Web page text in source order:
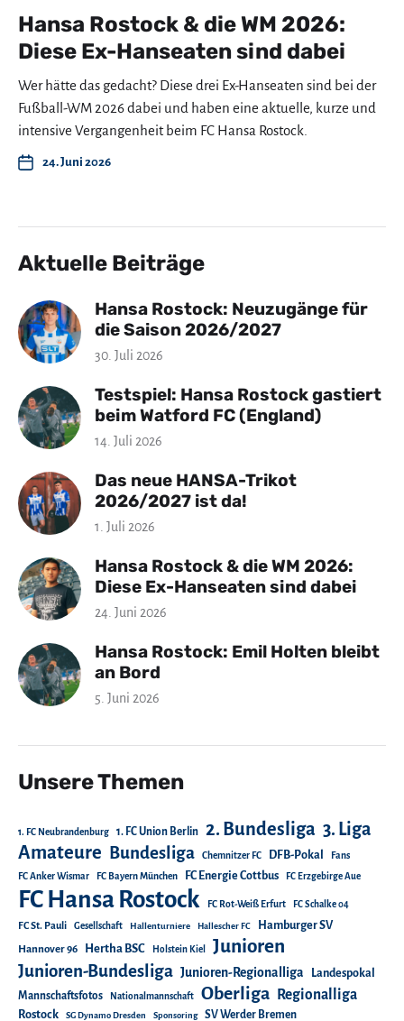
Hansa Rostock & die WM 2026:
Diese Ex-Hanseaten sind dabei
Wer hätte das gedacht? Diese drei Ex-Hanseaten sind bei der
Fußball-WM 2026 dabei und haben eine aktuelle, kurze und
intensive Vergangenheit beim FC Hansa Rostock.
24. Juni 2026
Aktuelle Beiträge
Hansa Rostock: Neuzugänge für
die Saison 2026/2027
30. Juli 2026
Testspiel: Hansa Rostock gastiert
beim Watford FC (England)
14. Juli 2026
Das neue HANSA-Trikot
2026/2027 ist da!
1. Juli 2026
Hansa Rostock & die WM 2026:
Diese Ex-Hanseaten sind dabei
24. Juni 2026
Hansa Rostock: Emil Holten bleibt
an Bord
5. Juni 2026
Unsere Themen
1. FC Neubrandenburg 1. FC Union Berlin 2. Bundesliga 3. Liga
Amateure Bundesliga Chemnitzer FC DFB-Pokal Fans
FC Anker Wismar FC Bayern München FC Energie Cottbus FC Erzgebirge Aue
FC Hansa Rostock FC Rot-Weiß Erfurt FC Schalke 04
FC St. Pauli Gesellschaft Hallenturniere Hallescher FC Hamburger SV
Hannover 96 Hertha BSC Holstein Kiel Junioren
Junioren-Bundesliga Junioren-Regionalliga
Landespokal
Mannschaftsfotos
Nationalmannschaft Oberliga Regionalliga
Rostock SG Dynamo Dresden Sponsoring SV Werder Bremen